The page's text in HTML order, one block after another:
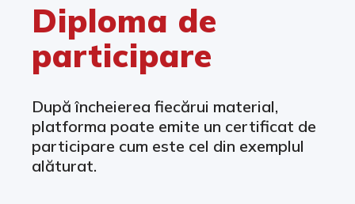
Diploma de
participare
După încheierea fiecărui material,
platforma poate emite un certificat de
participare cum este cel din exemplul
alăturat.